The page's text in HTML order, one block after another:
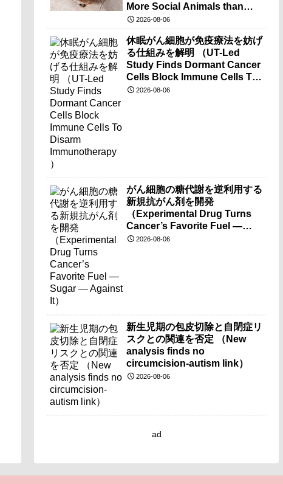
More Social Animals than
Previously Thought）
2026-08-06
休眠がん細胞が免疫療法を妨げ
る仕組みを解明 （UT-Led
Study Finds Dormant Cancer
Cells Block Immune Cells To
Disarm Immunotherapy）
2026-08-06
がん細胞の糖代謝を逆利用する
新規抗がん剤を開発
（Experimental Drug Turns
Cancer’s Favorite Fuel —
Sugar — Against It）
2026-08-06
新生児期の包皮切除と自閉症リ
スクとの関連を否定 （New
analysis finds no
circumcision-autism link）
2026-08-06
ad